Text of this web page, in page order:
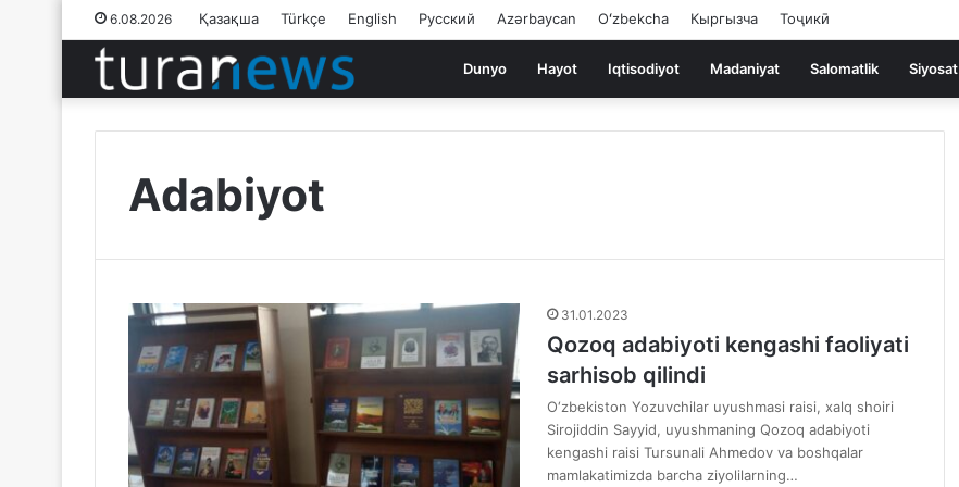
6.08.2026 Қазақша Türkçe English Русский Azərbaycan Oʻzbekcha Кыргызча Тоҷикӣ
Dunyo Hayot Iqtisodiyot Madaniyat Salomatlik Siyosat
Adabiyot
31.01.2023
Qozoq adabiyoti kengashi faoliyati
sarhisob qilindi
O‘zbekiston Yozuvchilar uyushmasi raisi, xalq shoiri
Sirojiddin Sayyid, uyushmaning Qozoq adabiyoti
kengashi raisi Tursunali Ahmedov va boshqalar
mamlakatimizda barcha ziyolilarning…